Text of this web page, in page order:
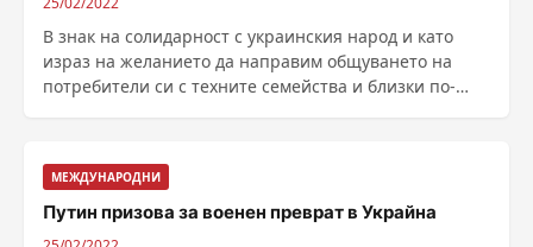
В знак на солидарност с украинския народ и като
израз на желанието да направим общуването на
потребители си с техните семейства и близки по-
МЕЖДУНАРОДНИ
Путин призова за военен преврат в Украйна